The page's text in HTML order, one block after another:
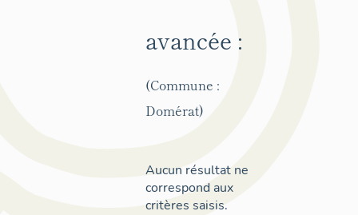
avancée :
(Commune :
Domérat)
Aucun résultat ne
correspond aux
critères saisis.